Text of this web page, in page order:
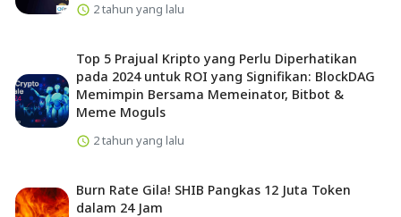
2 tahun yang lalu
Top 5 Prajual Kripto yang Perlu Diperhatikan
pada 2024 untuk ROI yang Signifikan: BlockDAG
Memimpin Bersama Memeinator, Bitbot &
Meme Moguls
2 tahun yang lalu
Burn Rate Gila! SHIB Pangkas 12 Juta Token
dalam 24 Jam